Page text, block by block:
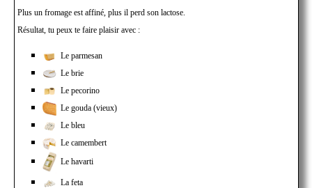
Plus un fromage est affiné, plus il perd son lactose.
Résultat, tu peux te faire plaisir avec :
Le parmesan
Le brie
Le pecorino
Le gouda (vieux)
Le bleu
Le camembert
Le havarti
La feta